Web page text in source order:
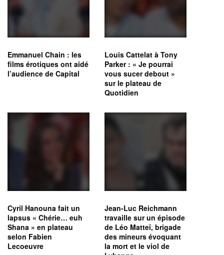
Emmanuel Chain : les
films érotiques ont aidé
l’audience de Capital
Louis Cattelat à Tony
Parker : « Je pourrai
vous sucer debout »
sur le plateau de
Quotidien
Cyril Hanouna fait un
lapsus « Chérie… euh
Shana » en plateau
selon Fabien
Lecoeuvre
Jean-Luc Reichmann
travaille sur un épisode
de Léo Matteï, brigade
des mineurs évoquant
la mort et le viol de